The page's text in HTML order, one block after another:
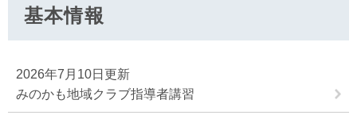
基本情報
2026年7月10日更新
みのかも地域クラブ指導者講習